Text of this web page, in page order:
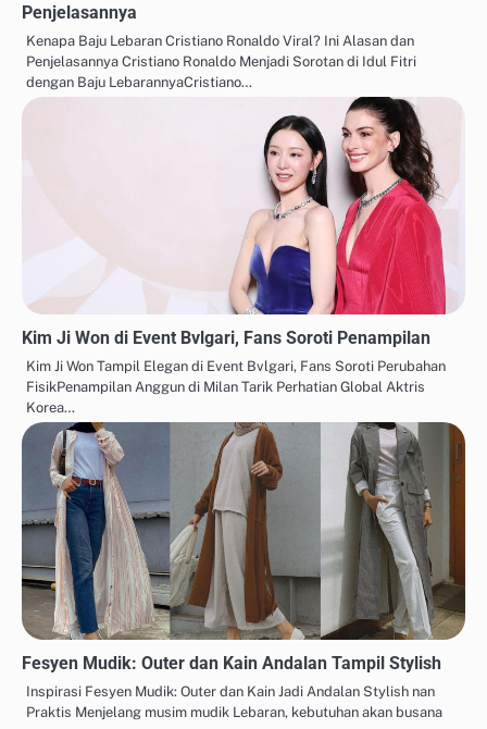
Penjelasannya
Kenapa Baju Lebaran Cristiano Ronaldo Viral? Ini Alasan dan
Penjelasannya Cristiano Ronaldo Menjadi Sorotan di Idul Fitri
dengan Baju LebarannyaCristiano…
Kim Ji Won di Event Bvlgari, Fans Soroti Penampilan
Kim Ji Won Tampil Elegan di Event Bvlgari, Fans Soroti Perubahan
FisikPenampilan Anggun di Milan Tarik Perhatian Global Aktris
Korea…
Fesyen Mudik: Outer dan Kain Andalan Tampil Stylish
Inspirasi Fesyen Mudik: Outer dan Kain Jadi Andalan Stylish nan
Praktis Menjelang musim mudik Lebaran, kebutuhan akan busana